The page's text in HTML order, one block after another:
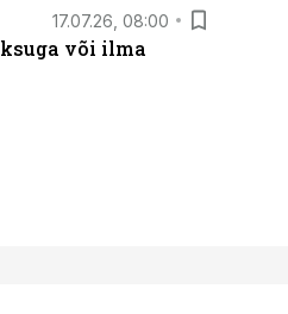
17.07.26, 08:00
või ilma